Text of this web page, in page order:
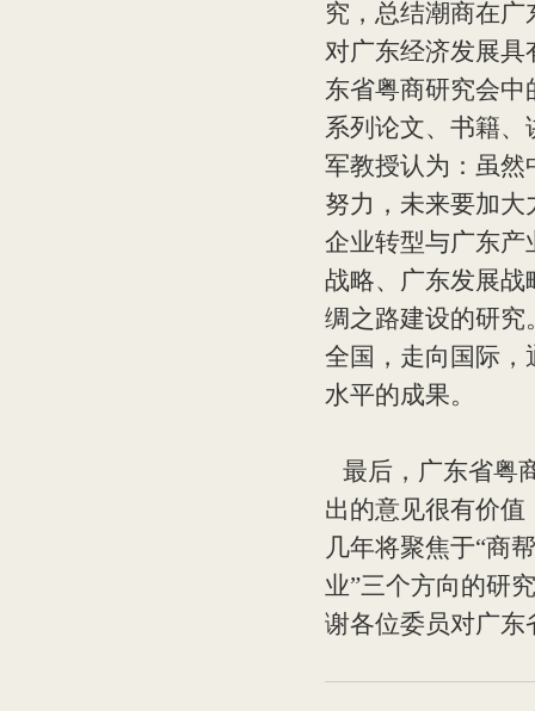
究，总结潮商在
对广东经济发展具
东省粤商研究会
系列论文、书籍
军教授认为：虽然
努力，未来要加
企业转型与广东产
战略、广东发展战
绸之路建设的研究
全国，走向国际，
水平的成果。
最后，广东省粤
出的意见很有价
几年将聚焦于“商
业”三个方向的研
谢各位委员对广